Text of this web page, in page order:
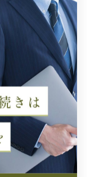
認知症対策と相談先を徹底解説すぐ使える無料窓口と家族の初期対応マニュアル
2026/07/31
認知症対策とサポートを栃木県小山市向原新田で受けるための相談窓口ガイド
2026/07/24